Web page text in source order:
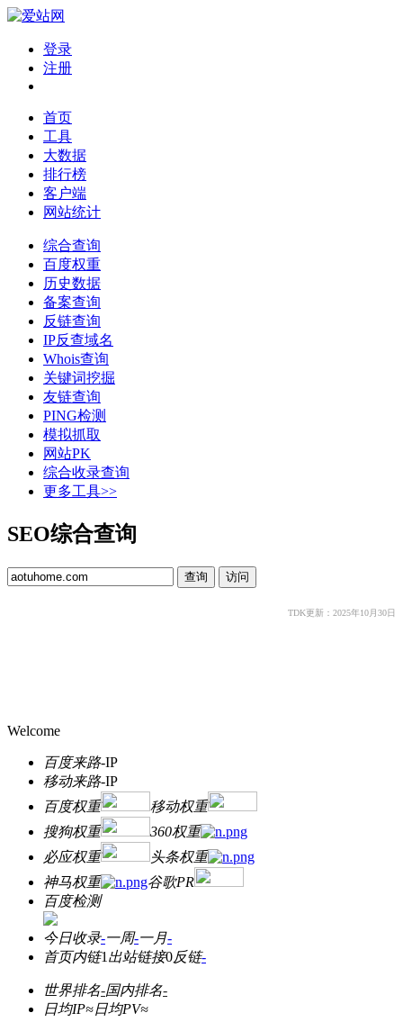
登录
注册
首页
工具
大数据
排行榜
客户端
网站统计
综合查询
百度权重
历史数据
备案查询
反链查询
IP反查域名
Whois查询
关键词挖掘
友链查询
PING检测
模拟抓取
网站PK
综合收录查询
更多工具>>
SEO综合查询
TDK更新：2025年10月30日
Welcome
百度来路-IP
移动来路-IP
百度权重
移动权重
搜狗权重
360权重
必应权重
头条权重
神马权重
谷歌PR
百度检测
今日收录-一周-一月-
首页内链1 出站链接0反链-
世界排名-国内排名-
日均IP≈日均PV≈